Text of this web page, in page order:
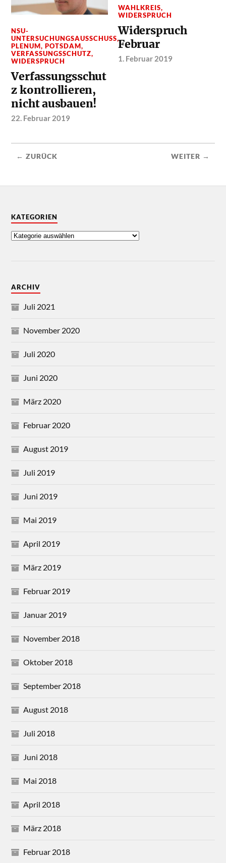
NSU-
UNTERSUCHUNGSAUSSCHUSS,
PLENUM,POTSDAM,
VERFASSUNGSSCHUTZ,
WIDERSPRUCH
Verfassungsschut
z kontrollieren,
nicht ausbauen!
22. Februar 2019
WAHLKREIS,
WIDERSPRUCH
Widerspruch
Februar
1. Februar 2019
← ZURÜCK WEITER →
KATEGORIEN
ARCHIV
Juli 2021
November 2020
Juli 2020
Juni 2020
März 2020
Februar 2020
August 2019
Juli 2019
Juni 2019
Mai 2019
April 2019
März 2019
Februar 2019
Januar 2019
November 2018
Oktober 2018
September 2018
August 2018
Juli 2018
Juni 2018
Mai 2018
April 2018
März 2018
Februar 2018